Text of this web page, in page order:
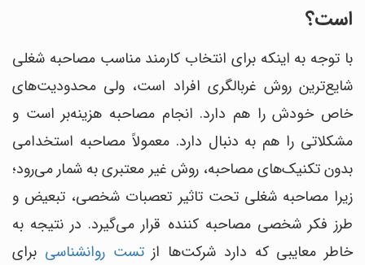
است؟
با توجه به اینکه برای انتخاب کارمند مناسب مصاحبه شغلی
شایع‌ترین روش غربالگری افراد است، ولی محدودیت‌های
خاص خودش را هم دارد. انجام مصاحبه هزینه‌بر است و
مشکلاتی را هم به دنبال دارد. معمولاً مصاحبه استخدامی
بدون تکنیک‌های مصاحبه، روش غیر معتبری به شمار می‌رود؛
زیرا مصاحبه شغلی تحت تاثیر تعصبات شخصی، تبعیض و
طرز فکر شخصی مصاحبه کننده قرار می‎‌گیرد. در نتیجه به
خاطر معایبی که دارد شرکت‌ها ازتست روانشناسی برای